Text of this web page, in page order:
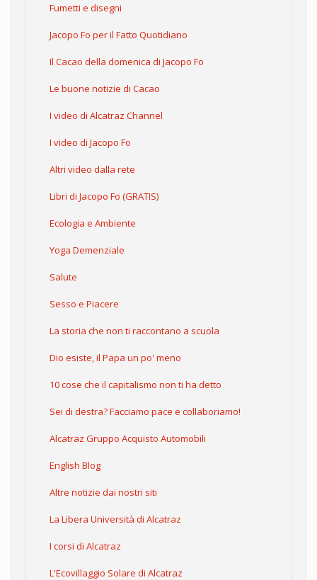
Fumetti e disegni
Jacopo Fo per il Fatto Quotidiano
Il Cacao della domenica di Jacopo Fo
Le buone notizie di Cacao
I video di Alcatraz Channel
I video di Jacopo Fo
Altri video dalla rete
Libri di Jacopo Fo (GRATIS)
Ecologia e Ambiente
Yoga Demenziale
Salute
Sesso e Piacere
La storia che non ti raccontano a scuola
Dio esiste, il Papa un po' meno
10 cose che il capitalismo non ti ha detto
Sei di destra? Facciamo pace e collaboriamo!
Alcatraz Gruppo Acquisto Automobili
English Blog
Altre notizie dai nostri siti
La Libera Università di Alcatraz
I corsi di Alcatraz
L'Ecovillaggio Solare di Alcatraz